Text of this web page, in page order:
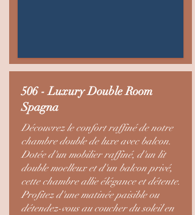
506 - Luxury Double Room
Spagna
Découvrez le confort raffiné de notre
chambre double de luxe avec balcon.
Dotée d'un mobilier raffiné, d'un lit
double moelleux et d'un balcon privé,
cette chambre allie élégance et détente.
Profitez d'une matinée paisible ou
détendez-vous au coucher du soleil en